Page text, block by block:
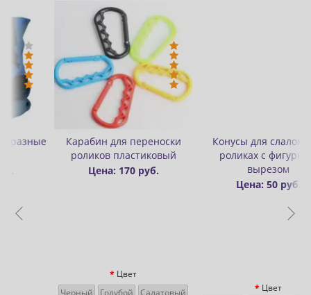
Конусы для слалома на
роликах с фигурным
вырезом
Цвет
Бафф-шапка
цветной
Цена: 300 руб. Цена: 500
руб.